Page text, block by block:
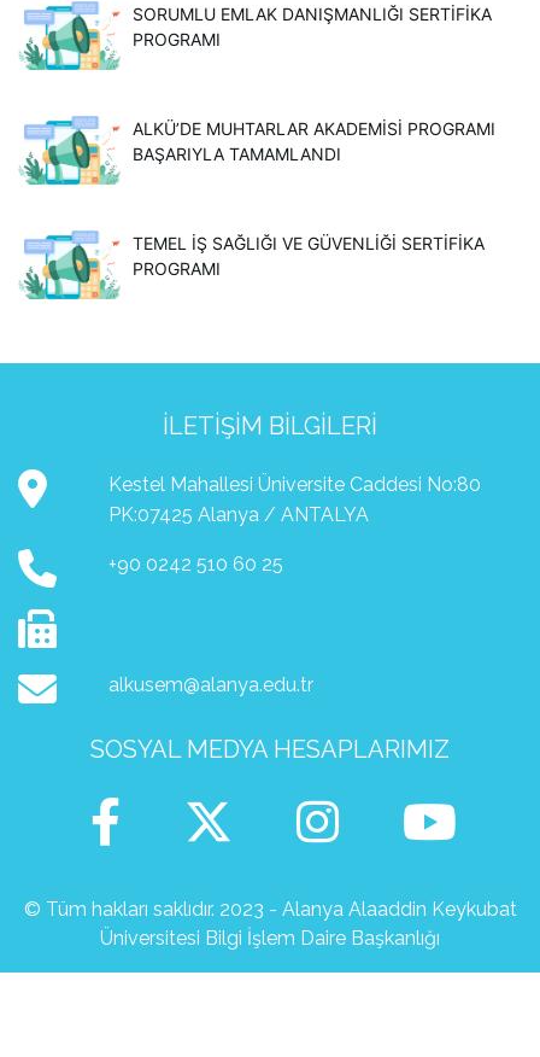
SORUMLU EMLAK DANIŞMANLIĞI SERTİFİKA
PROGRAMI
ALKÜ’DE MUHTARLAR AKADEMİSİ PROGRAMI
BAŞARIYLA TAMAMLANDI
TEMEL İŞ SAĞLIĞI VE GÜVENLİĞİ SERTİFİKA
PROGRAMI
İLETIŞIM BILGILERI
Kestel Mahallesi Üniversite Caddesi No:80
PK:07425 Alanya / ANTALYA
+90 0242 510 60 25
alkusem@alanya.edu.tr
SOSYAL MEDYA HESAPLARIMIZ
© Tüm hakları saklıdır. 2023 - Alanya Alaaddin Keykubat
Üniversitesi Bilgi İşlem Daire Başkanlığı